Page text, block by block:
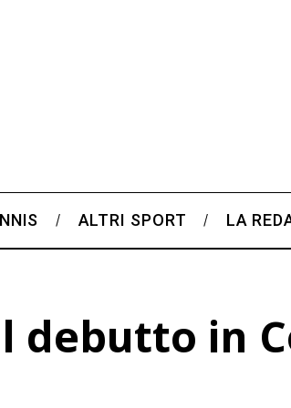
ALTRI SPORT LA
debutto in